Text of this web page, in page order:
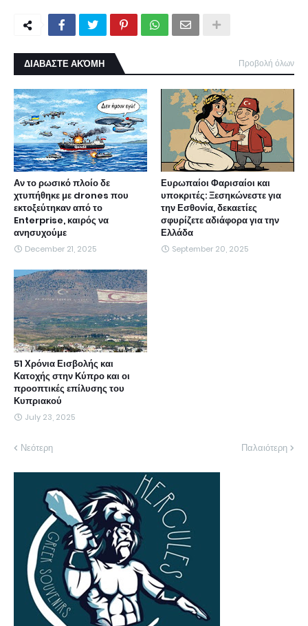
ΔΙΑΒΑΣΤΕ ΑΚΌΜΗ Προβολή όλων
Αν το ρωσικό πλοίο δε
χτυπήθηκε με drones που
εκτοξεύτηκαν από το
Enterprise, καιρός να
ανησυχούμε
December 21, 2025
Ευρωπαίοι Φαρισαίοι και
υποκριτές: Ξεσηκώνεστε για
την Εσθονία, δεκαετίες
σφυρίζετε αδιάφορα για την
Ελλάδα
September 20, 2025
51 Χρόνια Εισβολής και
Κατοχής στην Κύπρο και οι
προοπτικές επίλυσης του
Κυπριακού
July 23, 2025
Νεότερη Παλαιότερη